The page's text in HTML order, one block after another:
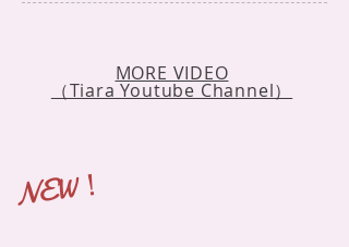
MORE VIDEO
（Tiara Youtube Channel）
​NEW！